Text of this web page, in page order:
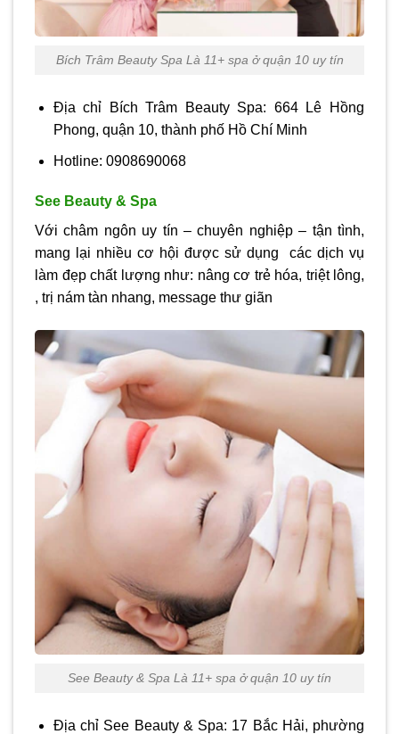
Bích Trâm Beauty Spa Là 11+ spa ở quận 10 uy tín
Địa chỉ Bích Trâm Beauty Spa: 664 Lê Hồng
Phong, quận 10, thành phố Hồ Chí Minh
Hotline: 0908690068
See Beauty & Spa
Với châm ngôn uy tín – chuyên nghiệp – tận tình,
mang lại nhiều cơ hội được sử dụng các dịch vụ
làm đẹp chất lượng như: nâng cơ trẻ hóa, triệt lông,
, trị nám tàn nhang, message thư giãn
See Beauty & Spa Là 11+ spa ở quận 10 uy tín
Địa chỉ See Beauty & Spa: 17 Bắc Hải, phường